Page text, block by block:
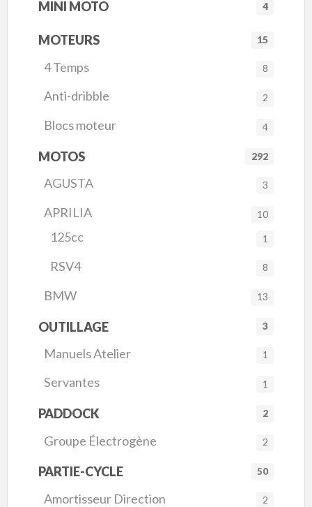
MINI MOTO 4
MOTEURS 15
4 Temps 8
Anti-dribble 2
Blocs moteur 4
MOTOS 292
AGUSTA 3
APRILIA 10
125cc 1
RSV4 8
BMW 13
OUTILLAGE 3
Manuels Atelier 1
Servantes 1
PADDOCK 2
Groupe Électrogène 2
PARTIE-CYCLE 50
Amortisseur Direction 2